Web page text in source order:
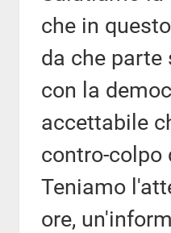
che in
da che parte
con la
accettabile
contro-colpo
Teniamo
ore,